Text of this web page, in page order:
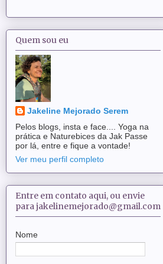
Quem sou eu
Jakeline Mejorado Serem
Pelos blogs, insta e face.... Yoga na
prática e Naturebices da Jak Passe
por lá, entre e fique a vontade!
Ver meu perfil completo
Entre em contato aqui, ou envie
para jakelinemejorado@gmail.com
Nome